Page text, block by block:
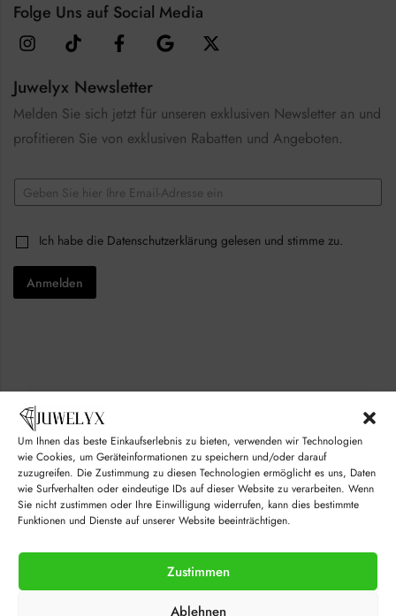
Um Ihnen das beste Einkaufserlebnis zu bieten, verwenden wir Technologien
wie Cookies, um Geräteinformationen zu speichern und/oder darauf
zuzugreifen. Die Zustimmung zu diesen Technologien ermöglicht es uns, Daten
wie Surfverhalten oder eindeutige IDs auf dieser Website zu verarbeiten. Wenn
Sie nicht zustimmen oder Ihre Einwilligung widerrufen, kann dies bestimmte
Funktionen und Dienste auf unserer Website beeinträchtigen.
Zustimmen
Ablehnen
Folge Uns auf Social Media
Juwelyx Newsletter
Melden Sie sich jetzt für unseren exklusiven Newsletter an und
profitieren Sie von exklusiven Rabatten und Angeboten.
a
l
E
m
i
o
e
s
E
m
lC
h
e
k
*
Ich habe die Datenschutzerklärung gelesen und stimme zu.
Anmelden